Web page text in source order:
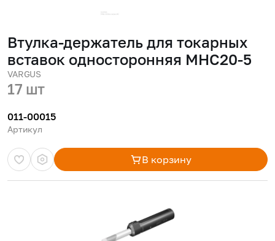
Втулка-держатель для токарных
вставок односторонняя MHC20-5
VARGUS
17 шт
011-00015
Артикул
В корзину